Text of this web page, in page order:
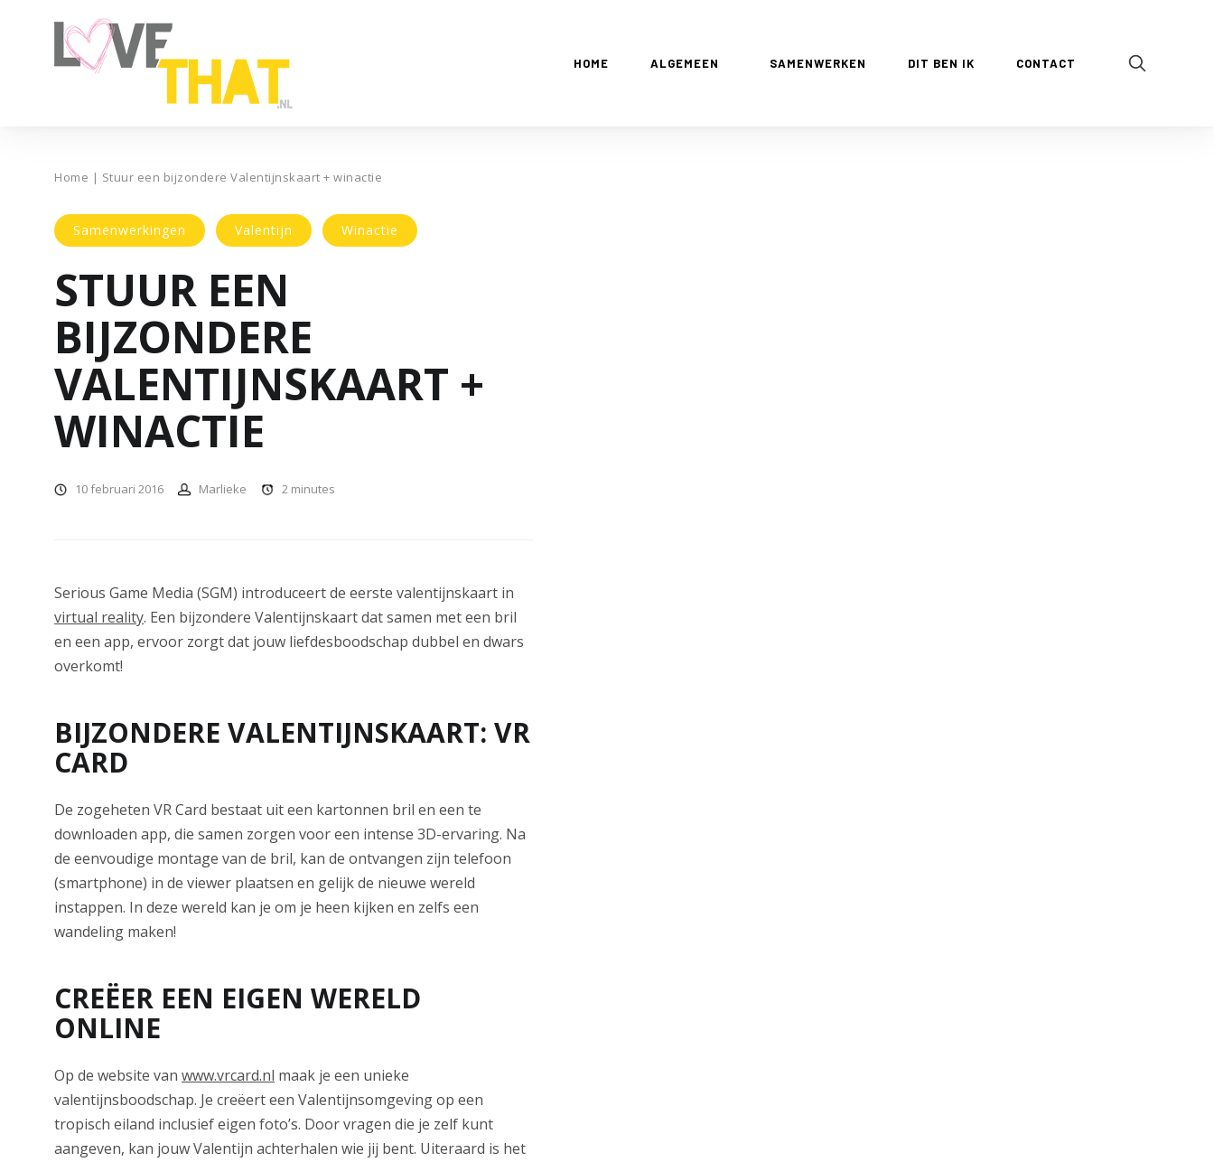
HOME ALGEMEEN SAMENWERKEN DIT BEN IK CONTACT
Home | Stuur een bijzondere Valentijnskaart + winactie
Samenwerkingen Valentijn Winactie
STUUR EEN
BIJZONDERE
VALENTIJNSKAART +
WINACTIE
10 februari 2016 Marlieke 2 minutes
Serious Game Media (SGM) introduceert de eerste valentijnskaart in
virtual reality. Een bijzondere Valentijnskaart dat samen met een bril
en een app, ervoor zorgt dat jouw liefdesboodschap dubbel en dwars
overkomt!
BIJZONDERE VALENTIJNSKAART: VR
CARD
De zogeheten VR Card bestaat uit een kartonnen bril en een te
downloaden app, die samen zorgen voor een intense 3D-ervaring. Na
de eenvoudige montage van de bril, kan de ontvangen zijn telefoon
(smartphone) in de viewer plaatsen en gelijk de nieuwe wereld
instappen. In deze wereld kan je om je heen kijken en zelfs een
wandeling maken!
CREËER EEN EIGEN WERELD
ONLINE
Op de website van www.vrcard.nl maak je een unieke
valentijnsboodschap. Je creëert een Valentijnsomgeving op een
tropisch eiland inclusief eigen foto’s. Door vragen die je zelf kunt
aangeven, kan jouw Valentijn achterhalen wie jij bent. Uiteraard is het